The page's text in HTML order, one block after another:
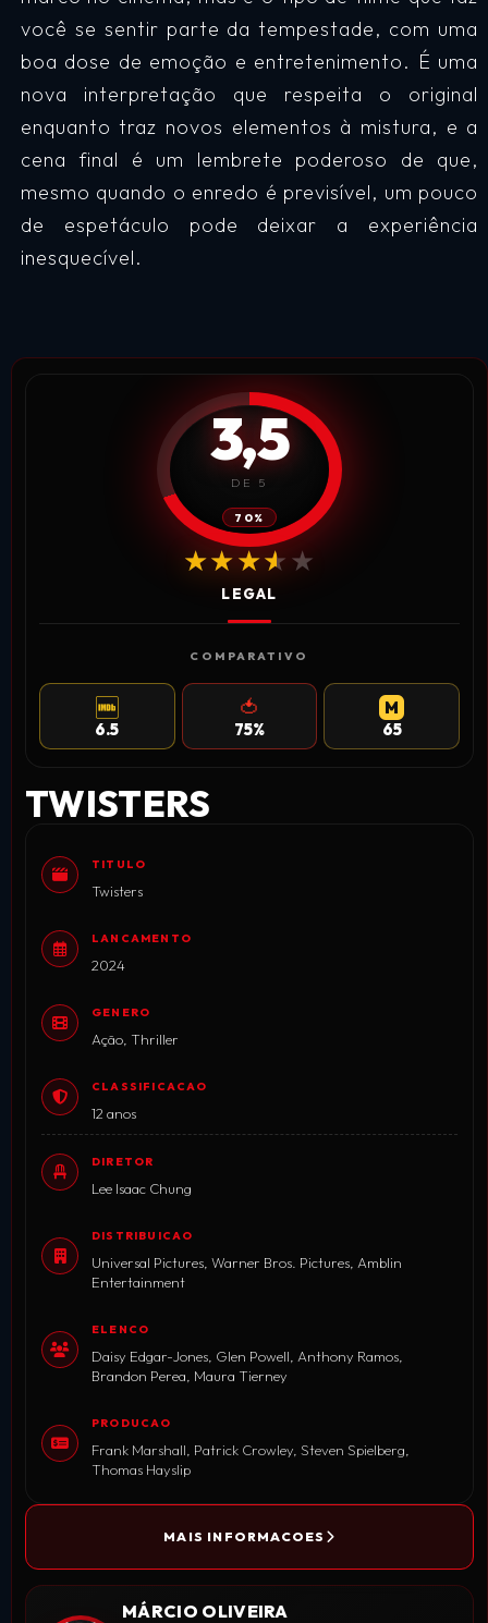
você se sentir parte da tempestade, com uma
boa dose de emoção e entretenimento. É uma
nova interpretação que respeita o original
enquanto traz novos elementos à mistura, e a
cena final é um lembrete poderoso de que,
mesmo quando o enredo é previsível, um pouco
de espetáculo pode deixar a experiência
inesquecível.
3,5
DE 5
70%
★★★★★
★★★★★
LEGAL
COMPARATIVO
IMDB
6.5
🍅ROTTEN TOMATOES
75%
M
65
TWISTERS
TITULO
Twisters
LANCAMENTO
2024
GENERO
Ação, Thriller
CLASSIFICACAO
12 anos
DIRETOR
Lee Isaac Chung
DISTRIBUICAO
Universal Pictures, Warner Bros. Pictures, Amblin
Entertainment
ELENCO
Daisy Edgar-Jones, Glen Powell, Anthony Ramos,
Brandon Perea, Maura Tierney
PRODUCAO
Frank Marshall, Patrick Crowley, Steven Spielberg,
Thomas Hayslip
MAIS INFORMACOES
MÁRCIO OLIVEIRA